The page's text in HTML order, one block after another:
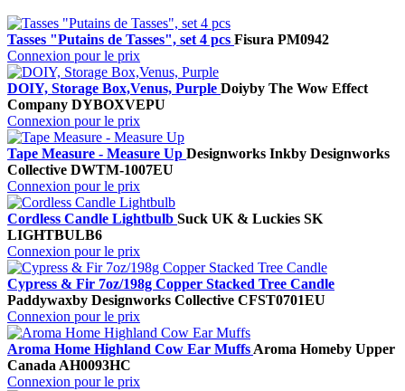
Tasses "Putains de Tasses", set 4 pcs Fisura PM0942
Connexion pour le prix
DOIY, Storage Box,Venus, Purple Doiyby The Wow Effect
Company DYBOXVEPU
Connexion pour le prix
Tape Measure - Measure Up Designworks Inkby Designworks
Collective DWTM-1007EU
Connexion pour le prix
Cordless Candle Lightbulb Suck UK & Luckies SK
LIGHTBULB6
Connexion pour le prix
Cypress & Fir 7oz/198g Copper Stacked Tree Candle
Paddywaxby Designworks Collective CFST0701EU
Connexion pour le prix
Aroma Home Highland Cow Ear MuffsAroma Homeby Upper
CanadaAH0093HC
Connexion pour le prix